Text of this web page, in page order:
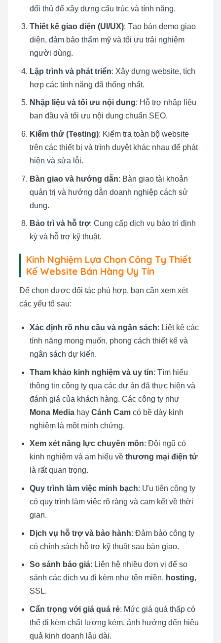
đối thủ để xây dựng cấu trúc và tính năng.
Thiết kế giao diện (UI/UX): Tạo bản demo giao
diện, đảm bảo thẩm mỹ và tối ưu trải nghiệm
người dùng.
Lập trình và phát triển: Xây dựng website, tích
hợp các tính năng đã thống nhất.
Nhập liệu và tối ưu nội dung: Hỗ trợ nhập liệu
ban đầu và tối ưu nội dung chuẩn SEO.
Kiểm thử (Testing): Kiểm tra toàn bộ website
trên các thiết bị và trình duyệt khác nhau để phát
hiện và sửa lỗi.
Bàn giao và hướng dẫn: Bàn giao tài khoản
quản trị và hướng dẫn doanh nghiệp cách sử
dụng.
Bảo trì và hỗ trợ: Cung cấp dịch vụ bảo trì định
kỳ và hỗ trợ kỹ thuật.
Kinh Nghiệm Lựa Chọn Công Ty Thiết
Kế Website Bán Hàng Uy Tín
Để chọn được đối tác phù hợp, bạn cần xem xét
các yếu tố sau:
Xác định rõ nhu cầu và ngân sách: Liệt kê các
tính năng mong muốn, phong cách thiết kế và
ngân sách dự kiến.
Tham khảo kinh nghiệm và uy tín: Tìm hiểu
thông tin công ty qua các dự án đã thực hiện và
đánh giá của khách hàng. Các công ty như
Mona Mediahay Cánh Camcó bề dày kinh
nghiệm là một minh chứng.
Xem xét năng lực chuyên môn: Đội ngũ có
kinh nghiệm và am hiểu về thương mại điện tử
là rất quan trọng.
Quy trình làm việc minh bạch: Ưu tiên công ty
có quy trình làm việc rõ ràng và cam kết về thời
gian.
Dịch vụ hỗ trợ và bảo hành: Đảm bảo công ty
có chính sách hỗ trợ kỹ thuật sau bàn giao.
So sánh báo giá: Liên hệ nhiều đơn vị để so
sánh các dịch vụ đi kèm như tên miền, hosting,
SSL.
Cẩn trọng với giá quá rẻ: Mức giá quá thấp có
thể đi kèm chất lượng kém, ảnh hưởng đến hiệu
quả kinh doanh lâu dài.